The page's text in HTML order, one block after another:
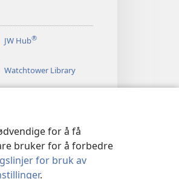
for å få
bruker for å forbedre
for bruk av
.
JW Hub®
Watchtower Library